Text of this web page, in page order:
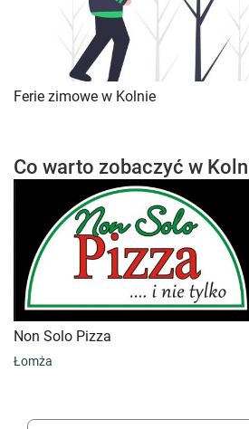
Ferie zimowe w Kolnie
Co warto zobaczyć w
Non Solo Pizza
Łomża